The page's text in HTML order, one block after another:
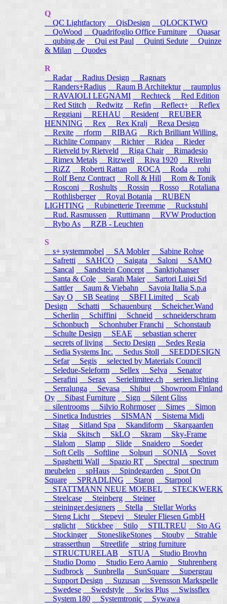
Q
QC Lightfactory
QisDesign
QLOCKTWO
QoWood Quadrifoglio Office Furniture
Quasar
qubing.de
Qui est Paul Quinti Sedute
Quinze
& Milan
Quodes
R
Radar
Radius Design
Ragnars
Randers+Radius
Raum B Architektur raumplus
RAVAIOLI LEGNAMI
Rechteck
Red Edition
Red Stitch
Redwitz Refin Reflect+
Reflex
Reggiani
REHAU Resident
REUBER
HENNING
Rex Rex Kralj
Rexa Design
Rexite
rform RIBAG
Rich Brilliant Willing.
Richlite Company
Richter Ridea
Rieder
Rietveld by Rietveld
Riga Chair
Rimadesio
Rimex Metals
Ritzwell Riva 1920
Rivelin
RiZZ
Roberti Rattan ROCA Roda
rohi
Rolf Benz Contract
Roll & Hill
Rom & Tonik
Rosconi Roshults Rossin Rosso
Rotaliana
Rothlisberger
Royal Botania
RUBEN
LIGHTING
Rubinetterie Treemme
Ruckstuhl
Rud. Rasmussen
Ruttimann
RVW Production
Rybo As
RZB - Leuchten
S
s+ systemmobel
SA Mobler
Sabine Rohse
Safretti
SAHCO Saigata Saloni
SAMO
Sancal
Sandstein Concept
Sanktjohanser
Santa & Cole
Sarah Maier
Sartori Luigi Srl
Sattler
Saum & Viebahn
Savoia Italia S.p.a
Say O
SB Seating SBFI Limited
Scab
Design
Schatti Schauenburg
Scheicher.Wand
Scherlin
Schiffini Schneid
schneiderschram
Schonbuch
Schonhuber Franchi
Schonstaub
Schulte Design
SEAE
sebastian scherer
secrets of living
Secto Design
Sedes Regia
Sedia Systems Inc.
Sedus Stoll
SEEDDESIGN
Sefar
Segis
selected by Materials Council
Seledue-Seleform
Sellex Selva
Senator
Serafini
Serax Serielimitee.ch
serien.lighting
Serralunga
Sevasa Shibui
Showroom Finland
Oy
Sibast Furniture Sign
Silent Gliss
silentrooms
Silvio Rohrmoser Simes Simon
Sinetica Industries
SISMAN
Sistema Midi
Sitag
Sitland Spa Skandiform
Skargaarden
Skia
Skitsch SkLO Skram
Sky-Frame
Slalom
Slamp Slide Snaidero
Soeder
Soft Cells
Softline Solpuri SONIA
Sovet
Spaghetti Wall
Spazio RT Spectral
spectrum
meubelen
spHaus Spindegarden
Spot On
Square
SPRADLING Staron
Starpool
STATTMANN NEUE MOEBEL
STECKWERK
Steelcase
Steinberg
Steiner
steininger.designers
Stella Stellar Works
Steng Licht
Stepevi
Steuler Fliesen GmbH
stglicht
Stickbee Stilo STILTREU
Sto AG
Stockinger
StoneslikeStones Stouby
Strahle
strasserthun
Streetlife
string furniture
STRUCTURELAB
STUA
Studio Brovhn
Studio Domo
Studio Eero Aarnio
Stuhrenberg
Sudbrock
Sunbrella SunSquare
Supergrau
Support Design
Suzusan
Svensson Markspelle
Swedese
Swedstyle Swiss Plus
Swissflex
System 180
Systemtronic Sywawa